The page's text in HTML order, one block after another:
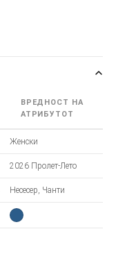
ВРЕДНОСТ НА
АТРИБУТОТ
Женски
2026 Пролет-Лето
Несесер, Чанти